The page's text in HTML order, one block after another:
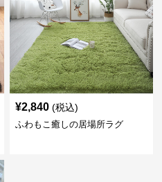
¥2,840 (税込)
ふわもこ癒しの居場所ラグ